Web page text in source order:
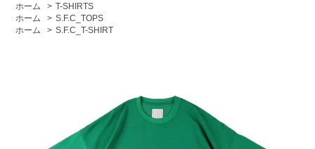
ホーム
> T-SHIRTS
ホーム
> S.F.C_TOPS
ホーム
> S.F.C_T-SHIRT